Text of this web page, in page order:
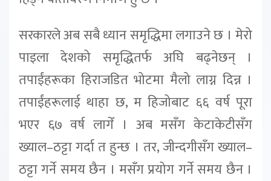
सरकारले अब सबै ध्यान समृद्धिमा लगाउने छ । मेरो
पाइला देशको समृद्धितर्फ अघि बढ्नेछन् ।
तपाईंहरूका हिराजडित भोटमा मैलो लाग्न दिन्न ।
तपाईंहरूलाई थाहा छ, म हिजोबाट ६६ वर्ष पूरा
भएर ६७ वर्ष लागेँ । अब मसँग केटाकेटीसँग
ख्याल–ठट्टा गर्दा त हुन्छ । तर, जीन्दगीसँग ख्याल–
ठट्टा गर्ने समय छैन । मसँग प्रयोग गर्ने समय छैन ।